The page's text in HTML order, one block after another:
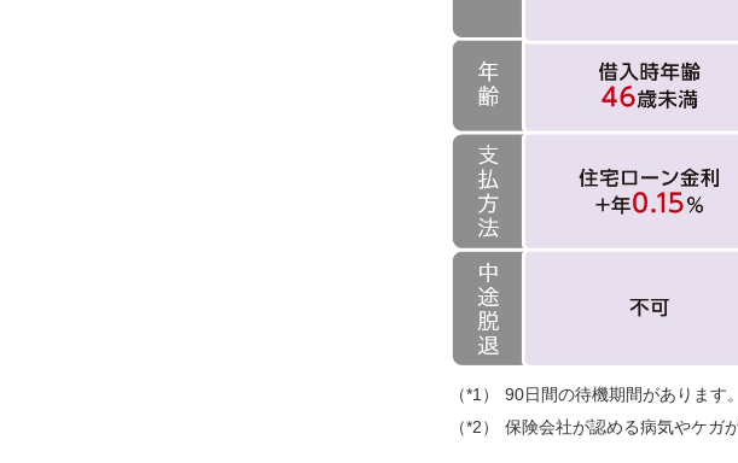
90日間の待機期間があります。
保険会社が認める病気やケガ